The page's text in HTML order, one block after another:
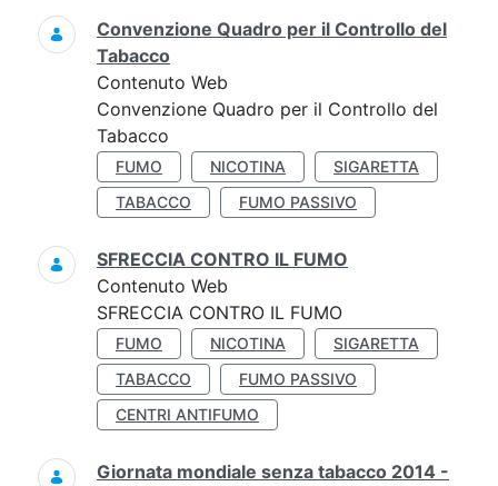
Convenzione Quadro per il Controllo del
Tabacco
Contenuto Web
Convenzione Quadro per il Controllo del
Tabacco
FUMO NICOTINA
SIGARETTA
TABACCO
FUMO PASSIVO
SFRECCIA CONTRO IL FUMO
Contenuto Web
SFRECCIA CONTRO IL FUMO
FUMO NICOTINA
SIGARETTA
TABACCO
FUMO PASSIVO
CENTRI ANTIFUMO
Giornata mondiale senza tabacco 2014 -